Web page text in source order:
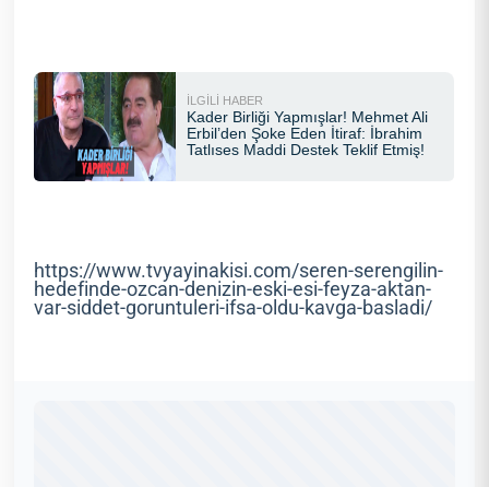
https://www.tvyayinakisi.com/seren-serengilin-
hedefinde-ozcan-denizin-eski-esi-feyza-aktan-
var-siddet-goruntuleri-ifsa-oldu-kavga-basladi/